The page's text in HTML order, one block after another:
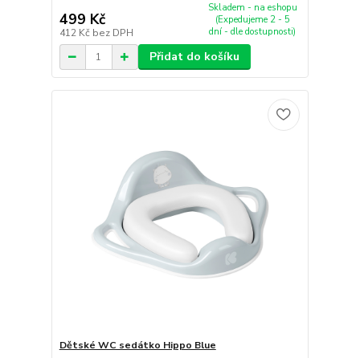
499 Kč
412 Kč bez DPH
Skladem - na eshopu
(Expedujeme 2 - 5
dní - dle dostupnosti)
Přidat do košíku
Dětské WC sedátko Hippo Blue